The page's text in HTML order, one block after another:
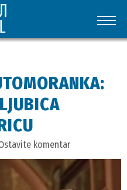
komentar